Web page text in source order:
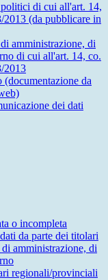
di cui all'art. 14,
2013 (da pubblicare in
amministrazione, di
di cui all'art. 14, co.
2013
(documentazione da
dei dati
o incompleta
da parte dei titolari
amministrazione, di
regionali/provinciali